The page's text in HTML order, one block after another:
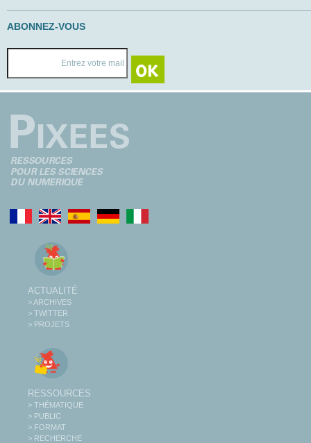
ABONNEZ-VOUS
ACTUALITÉ
> ARCHIVES
> TWITTER
> PROJETS
RESSOURCES
> THÉMATIQUE
> PUBLIC
> FORMAT
> RECHERCHE